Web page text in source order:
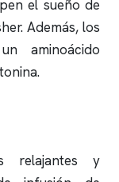
el sueño de
Además, los
aminoácido
relajantes y